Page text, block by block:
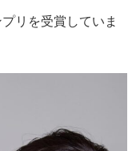
リを受賞していま